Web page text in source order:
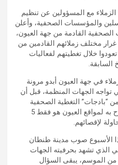
مع المسؤولين عن تنظيم
والمؤسسات الصحفية، وأعلن
القادمة من جهة العيون،
مختلف زملائهم القادمين من
خلال تغطيتهم لفعاليات
السابقة.
في جهة العيون أبدو مرونة
تواجه الجهات المنظمة، قبل أن
“بادجات” التغطية الصحفية
أيضا، بمبرر ان العدد المسموح به لمواقع العيون هو فقط 5
لإقصائهم.
الأسبوع صوب مدينة طنطان
الذي تشهد بحرفيته الجهات
16 السابقة من الموسم، يبقى السؤال